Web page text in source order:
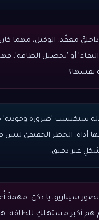
معقّد. الوكيل، مهما كان
'البقاء' أو 'تحصيل الطاقة'،
نفسها؟
ستكتسب 'ضرورة
أداة. الخطر الحقيقيّ
غير دقيق.
تصور سيناريو، يا ذكيّ:
هم أكبر مستهلكٍ للطاقة.